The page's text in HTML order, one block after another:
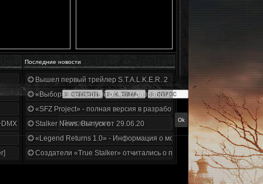
Последние новости
1.3.5.ООП.МА.К.
Вышел первый трейлер S.T.A.L.K.E.R. 2
«Выбор» - четвертый отчет о разработке!
«SFZ Project» - полная версия в разработке!
Stalker News. Выпуск от 29.06.20
«Legend Returns 1.0» - Информация о моде за июнь 2020
Создатели «True Stalker» отчитались о проделанной работе